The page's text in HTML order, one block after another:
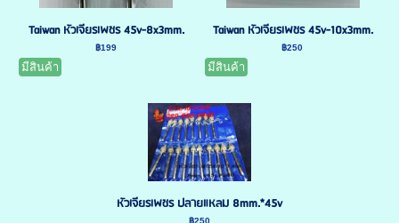
Taiwan หัวเจียรเพชร 45v-8x3mm.
฿199
มีสินค้า
Taiwan หัวเจียรเพชร 45v-10x3mm.
฿250
มีสินค้า
หัวเจียรเพชร ปลายแหลม 8mm.*45v
฿250